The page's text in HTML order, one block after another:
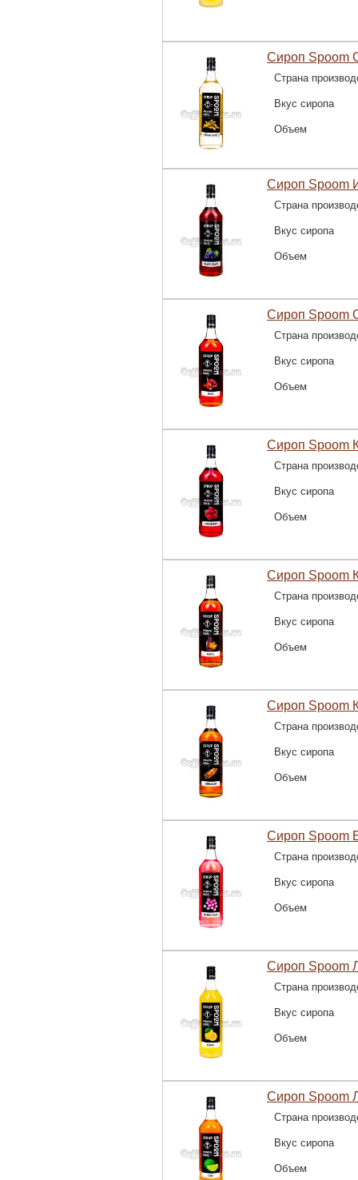
Сироп Spoom
Страна
Вкус сиропа
Объем
Сироп Spoom
Страна
Вкус сиропа
Объем
Сироп Spoom
Страна
Вкус сиропа
Объем
Сироп Spoom
Страна
Вкус сиропа
Объем
Сироп Spoom
Страна
Вкус сиропа
Объем
Сироп Spoom
Страна
Вкус сиропа
Объем
Сироп Spoom
Страна
Вкус сиропа
Объем
Сироп Spoom
Страна
Вкус сиропа
Объем
Сироп Spoom
Страна
Вкус сиропа
Объем